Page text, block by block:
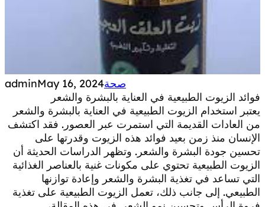
adminMay 16, 2024صحة
فوائد الزيوت الطبيعية في العناية بالبشرة والشعر
يعتبر استخدام الزيوت الطبيعية في العناية بالبشرة والشعر
من العادات القديمة التي استمرت عبر العصور. فقد اكتشف
الإنسان منذ زمن بعيد فوائد هذه الزيوت وقدرتها على
تحسين جودة البشرة والشعر. وتظهر الدراسات الحديثة أن
الزيوت الطبيعية تحتوي على مكونات غنية بالعناصر الغذائية
التي تساعد في تغذية البشرة والشعر وإعادة توازنها
الطبيعي. إلى جانب ذلك، تعمل الزيوت الطبيعية على تغذية